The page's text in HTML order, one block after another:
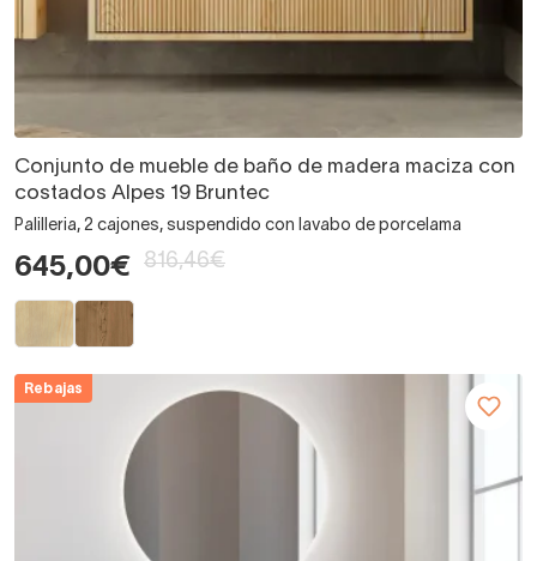
Conjunto de mueble de baño de madera maciza con
costados Alpes 19 Bruntec
Palilleria, 2 cajones, suspendido con lavabo de porcelama
645,00€ 816,46€
Rebajas